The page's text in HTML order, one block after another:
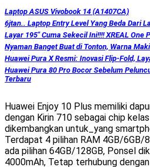
Laptop ASUS Vivobook 14 (A1407CA)
6jtan.. Laptop Entry Level Yang Beda Dari
Layar 195″ Cuma Sekecil Ini!!!! XREAL One
Nyaman Banget Buat di Tonton, Warna
Huawei Pura X Resmi: Inovasi Flip-Fold,
Huawei Pura 80 Pro Bocor Sebelum
Terbaru
Huawei Enjoy 10 Plus memiliki
dengan Kirin 710 sebagai chip
dikembangkan untuk_yang
Terdapat 4 pilihan RAM 4GB/6GB/
ada pilihan 64GB/128GB, Ponsel
4000mAh, Tetap terhubung